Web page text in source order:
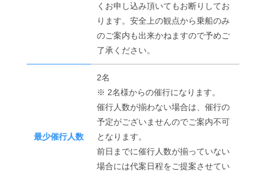
くお申し込み頂いてもお断りしてお
ります。安全上の観点から乗船のみ
のご案内も出来かねますので予めご
了承ください。
最少催行人数
2名
※ 2名様からの催行になります。
催行人数が揃わない場合は、催行の
予定がございませんのでご案内不可
となります。
前日までに催行人数が揃っていない
場合には代案日程をご提案させてい